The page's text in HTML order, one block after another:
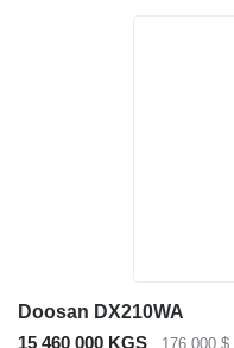
Doosan DX210WA
15 460 000 KGS
176 000 $